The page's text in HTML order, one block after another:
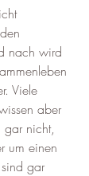
nach wird
Viele
aber
gar nicht,
um einen
gar